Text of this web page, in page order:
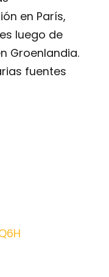
en París,
luego de
Groenlandia.
fuentes